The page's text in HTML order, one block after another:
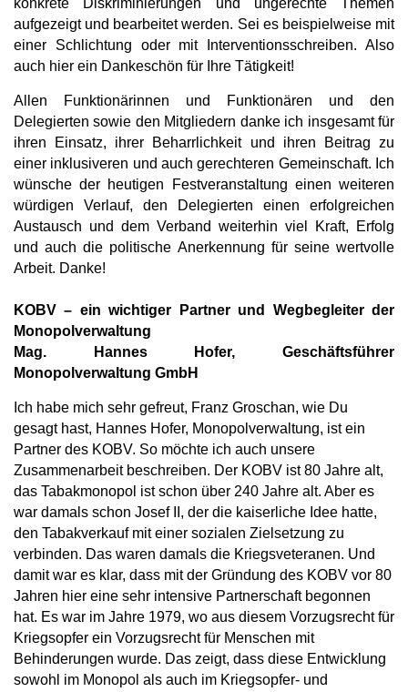
konkrete Diskriminierungen und ungerechte Themen
aufgezeigt und bearbeitet werden. Sei es beispielweise mit
einer Schlichtung oder mit Interventionsschreiben. Also
auch hier ein Dankeschön für Ihre Tätigkeit!
Allen Funktionärinnen und Funktionären und den
Delegierten sowie den Mitgliedern danke ich insgesamt für
ihren Einsatz, ihrer Beharrlichkeit und ihren Beitrag zu
einer inklusiveren und auch gerechteren Gemeinschaft. Ich
wünsche der heutigen Festveranstaltung einen weiteren
würdigen Verlauf, den Delegierten einen erfolgreichen
Austausch und dem Verband weiterhin viel Kraft, Erfolg
und auch die politische Anerkennung für seine wertvolle
Arbeit. Danke!
KOBV – ein wichtiger Partner und Wegbegleiter der
Monopolverwaltung
Mag. Hannes Hofer, Geschäftsführer
Monopolverwaltung GmbH
Ich habe mich sehr gefreut, Franz Groschan, wie Du
gesagt hast, Hannes Hofer, Monopolverwaltung, ist ein
Partner des KOBV. So möchte ich auch unsere
Zusammenarbeit beschreiben. Der KOBV ist 80 Jahre alt,
das Tabakmonopol ist schon über 240 Jahre alt. Aber es
war damals schon Josef II, der die kaiserliche Idee hatte,
den Tabakverkauf mit einer sozialen Zielsetzung zu
verbinden. Das waren damals die Kriegsveteranen. Und
damit war es klar, dass mit der Gründung des KOBV vor 80
Jahren hier eine sehr intensive Partnerschaft begonnen
hat. Es war im Jahre 1979, wo aus diesem Vorzugsrecht für
Kriegsopfer ein Vorzugsrecht für Menschen mit
Behinderungen wurde. Das zeigt, dass diese Entwicklung
sowohl im Monopol als auch im Kriegsopfer- und